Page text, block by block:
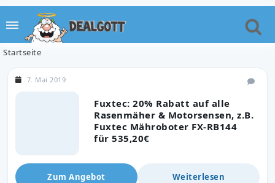
Startseite
Fuxtec: 20% Rabatt auf alle
Rasenmäher & Motorsensen, z.B.
Fuxtec Mähroboter FX-RB144
für 535,20€
7. Mai 2019
Zum Angebot Weiterlesen